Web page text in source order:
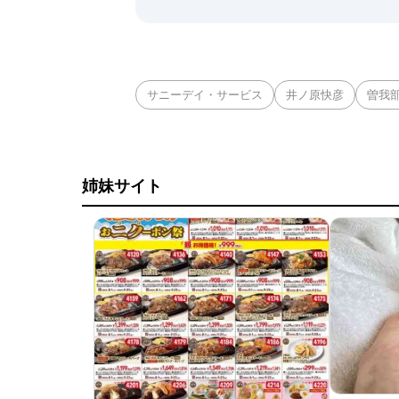
サニーデイ・サービス 井ノ原快彦 曽我
姉妹サイト